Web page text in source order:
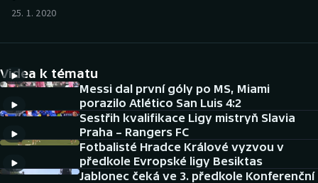
Cyklistika
DALŠÍ SPORTY
Americký fotbal
Baseball a softbal
NEPŘEHLÉDNĚTE
Soutěže
25. 1. 2020
Videa k tématu
Messi dal první góly po MS, Miami
porazilo Atlético San Luis 4:2
Sestřih kvalifikace Ligy mistryň Slavia
Praha – Rangers FC
Fotbalisté Hradce Králové vyzvou v
předkole Evropské ligy Besiktas
Jablonec čeká ve 3. předkole Konferenční